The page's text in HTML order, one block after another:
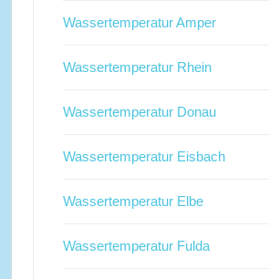
Wassertemperatur Amper
Wassertemperatur Rhein
Wassertemperatur Donau
Wassertemperatur Eisbach
Wassertemperatur Elbe
Wassertemperatur Fulda